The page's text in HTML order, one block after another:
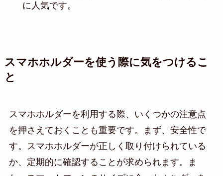
に人気です。
スマホホルダーを使う際に気をつけるこ
と
スマホホルダーを利用する際、いくつかの注意点
を押さえておくことも重要です。まず、安全性で
す。スマホホルダーが正しく取り付けられている
か、定期的に確認することが求められます。ま